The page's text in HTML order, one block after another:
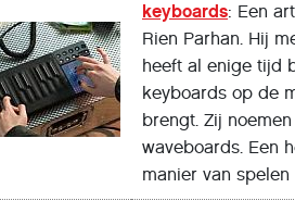
keyboards: Een
Rien Parhan. Hij
heeft al enige tijd
keyboards op de
brengt. Zij
waveboards. Een
manier van